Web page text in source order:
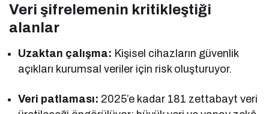
Veri şifrelemenin kritikleştiği
alanlar
Uzaktan çalışma: Kişisel cihazların güvenlik
açıkları kurumsal veriler için risk oluşturuyor.
Veri patlaması: 2025’e kadar 181 zettabayt veri